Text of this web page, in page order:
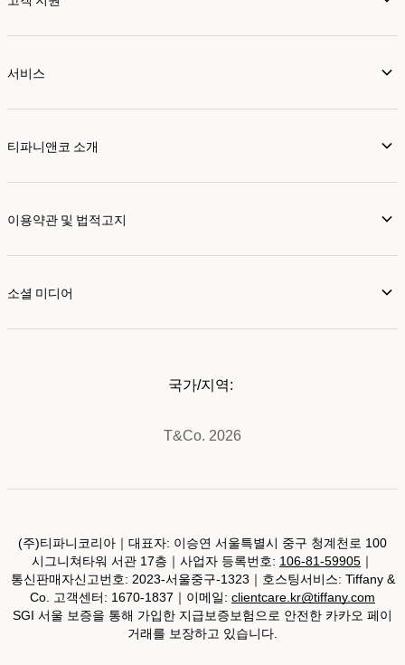
서비스
티파니앤코 소개
이용약관 및 법적고지
소셜 미디어
T&Co. 2026
국가/지역:
(주)티파니코리아｜대표자: 이승연 서울특별시 중구 청계천로 100
시그니쳐타워 서관 17층｜사업자 등록번호: 106-81-59905 ｜
통신판매자신고번호: 2023-서울중구-1323｜호스팅서비스: Tiffany &
Co. 고객센터: 1670-1837｜이메일: clientcare.kr@tiffany.com
SGI 서울 보증을 통해 가입한 지급보증보험으로 안전한 카카오 페이
거래를 보장하고 있습니다.